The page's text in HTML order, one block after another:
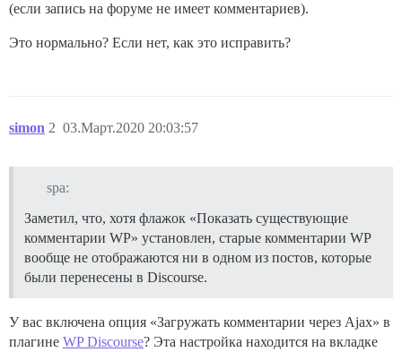
(если запись на форуме не имеет комментариев).
Это нормально? Если нет, как это исправить?
simon 03.Март.2020 20:03:57
2
spa:
Заметил, что, хотя флажок «Показать существующие
комментарии WP» установлен, старые комментарии WP
вообще не отображаются ни в одном из постов, которые
были перенесены в Discourse.
У вас включена опция «Загружать комментарии через Ajax» в
плагине WP Discourse? Эта настройка находится на вкладке